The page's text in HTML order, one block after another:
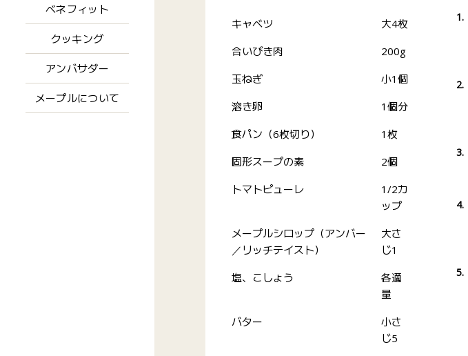
ベネフィット
クッキング
アンバサダー
メープルについて
キャベツ
大4枚
合いびき肉
200g
玉ねぎ
小1個
溶き卵
1個分
食パン（6枚切り）
1枚
固形スープの素
2個
トマトピューレ
1/2カ
ップ
メープルシロップ（アンバー
／リッチテイスト）
大さ
じ1
塩、こしょう
各適
量
バター
小さ
じ5